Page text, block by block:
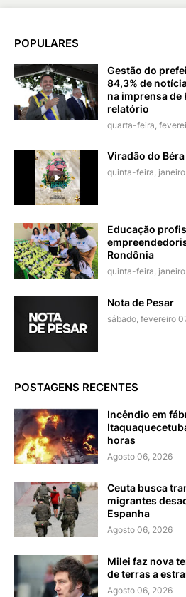
POPULARES
Gestão do
84,3% de
na imprensa de
relatório
quarta-feira,
Viradão do Béra
quinta-feira,
Educação
Rondônia
quinta-feira,
Nota de Pesar
sábado, fevereiro
POSTAGENS RECENTES
Incêndio em
horas
Agosto 06, 2026
Ceuta busca
migrantes
Espanha
Agosto 06, 2026
Milei faz nova
de terras a
Agosto 06, 2026